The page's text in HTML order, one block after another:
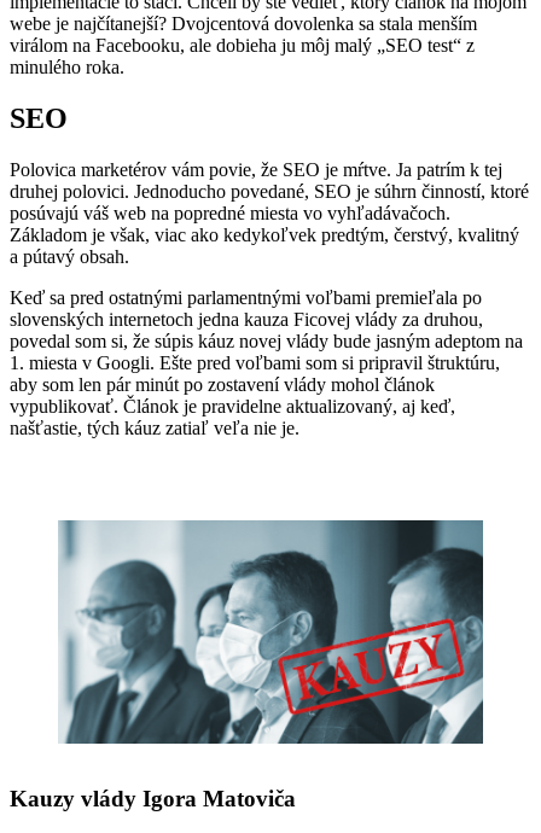
webe je najčítanejší? Dvojcentová dovolenka sa stala menším
virálom na Facebooku, ale dobieha ju môj malý „SEO test“ z
minulého roka.
SEO
Polovica marketérov vám povie, že SEO je mŕtve. Ja patrím k tej
druhej polovici. Jednoducho povedané, SEO je súhrn činností, ktoré
posúvajú váš web na popredné miesta vo vyhľadávačoch.
Základom je však, viac ako kedykoľvek predtým, čerstvý, kvalitný
a pútavý obsah.
Keď sa pred ostatnými parlamentnými voľbami premieľala po
slovenských internetoch jedna kauza Ficovej vlády za druhou,
povedal som si, že súpis káuz novej vlády bude jasným adeptom na
1. miesta v Googli. Ešte pred voľbami som si pripravil štruktúru,
aby som len pár minút po zostavení vlády mohol článok
vypublikovať. Článok je pravidelne aktualizovaný, aj keď,
našťastie, tých káuz zatiaľ veľa nie je.
Kauzy vlády Igora Matoviča